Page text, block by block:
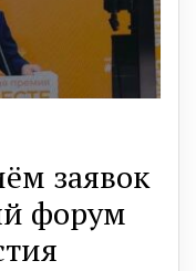
заявок
форум